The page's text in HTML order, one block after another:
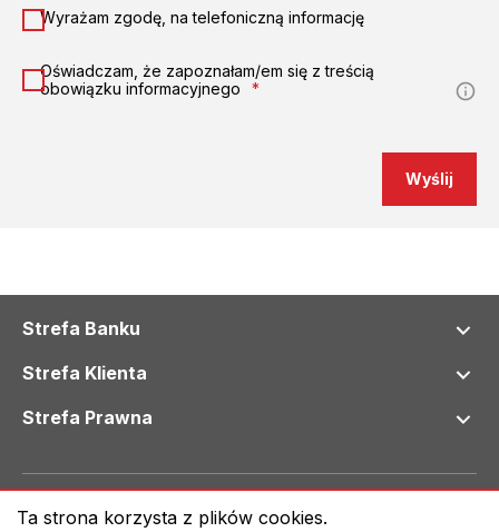
Wyrażam zgodę, na telefoniczną informację
Oświadczam, że zapoznałam/em się z treścią
obowiązku informacyjnego
*
Wyślij
Strefa Banku
Strefa Klienta
Strefa Prawna
© 2024 Bank Spółdzielczy we Wschowie
Ta strona korzysta z plików cookies.